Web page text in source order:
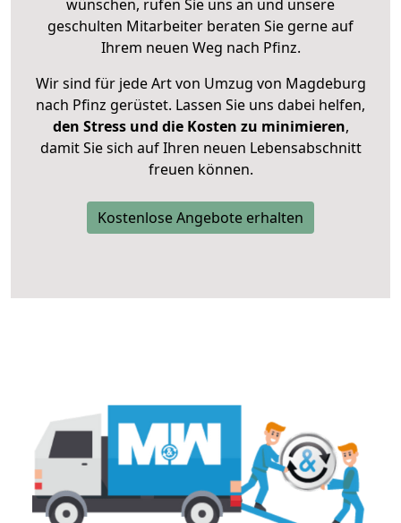
wünschen, rufen Sie uns an und unsere
geschulten Mitarbeiter beraten Sie gerne auf
Ihrem neuen Weg nach Pfinz.
Wir sind für jede Art von Umzug von Magdeburg
nach Pfinz gerüstet. Lassen Sie uns dabei helfen,
den Stress und die Kosten zu minimieren,
damit Sie sich auf Ihren neuen Lebensabschnitt
freuen können.
Kostenlose Angebote erhalten